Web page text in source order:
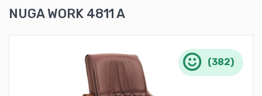
NUGA WORK 4811 A
(382)